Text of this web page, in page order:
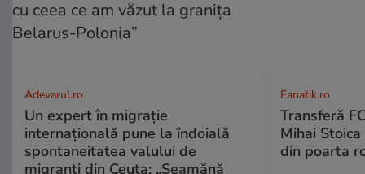
Adevarul.ro
Un expert în migrație
internațională pune la îndoială
spontaneitatea valului de
migranți din Ceuta: „Seamănă
Fanatik.ro
Transferă
Mihai
din poarta